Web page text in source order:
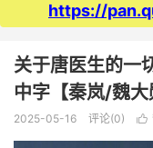
https://
关于唐医生的
中字【秦岚/魏大
2025-05-16 评论(0) 